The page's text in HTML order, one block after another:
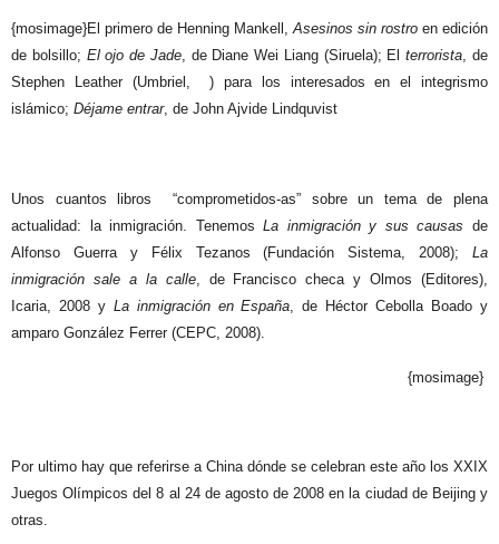
{mosimage}El primero de Henning Mankell,Asesinos sin rostro en edición
de bolsillo; El ojo de Jade, de Diane Wei Liang (Siruela); Elterrorista, de
Stephen Leather (Umbriel,
) para los interesados en el integrismo
islámico; Déjame entrar, de John Ajvide Lindquvist
Unos cuantos libros
“comprometidos-as” sobre un tema de plena
actualidad: la inmigración. TenemosLa inmigración y sus causas de
Alfonso Guerra y Félix Tezanos (Fundación Sistema, 2008); La
inmigración sale a la calle, de Francisco checa y Olmos (Editores),
Icaria, 2008 y La inmigración en España , de Héctor Cebolla Boado y
amparo González Ferrer (CEPC, 2008).
{mosimage}
Por ultimo hay que referirse a China dónde se celebran este año los XXIX
Juegos Olímpicos del 8 al 24 de agosto de 2008 en la ciudad de Beijing y
otras.